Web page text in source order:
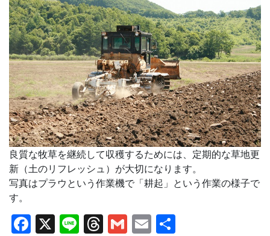
良質な牧草を継続して収穫するためには、定期的な草地更
新（土のリフレッシュ）が大切になります。
写真はプラウという作業機で「耕起」という作業の様子で
す。
Facebook
X LineThreads
Gmail
Email